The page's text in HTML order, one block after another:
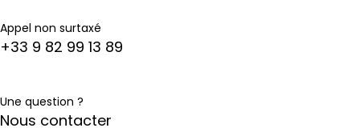
Appel non surtaxé
+33 9 82 99 13 89
Une question ?
Nous contacter